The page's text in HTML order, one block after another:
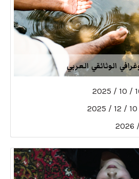
الوثائقي العربي
10 /
10 / 12 / 2025